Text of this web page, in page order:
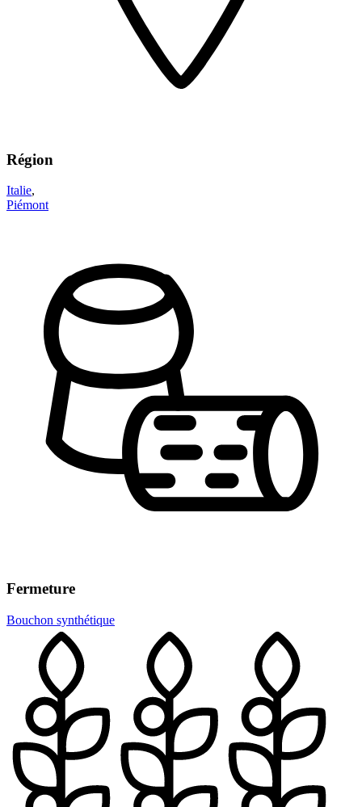
Région
Italie,
Piémont
Fermeture
Bouchon synthétique